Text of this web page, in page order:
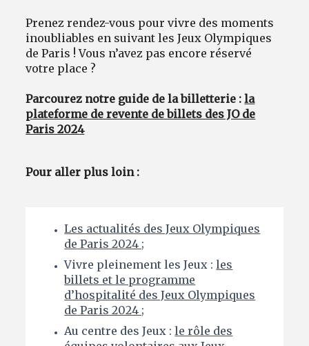
Prenez rendez-vous pour vivre des moments
inoubliables en suivant les Jeux Olympiques
de Paris ! Vous n’avez pas encore réservé
votre place ?
Parcourez notre guide de la billetterie :la
plateforme de revente de billets des JO de
Paris 2024
Pour aller plus loin :
Les actualités des Jeux Olympiques
de Paris 2024 ;
Vivre pleinement les Jeux :les
billets et le programme
d’hospitalité des Jeux Olympiques
de Paris 2024 ;
Au centre des Jeux :le rôle des